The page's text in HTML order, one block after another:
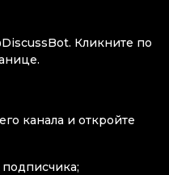
Кликните по
канала и откройте